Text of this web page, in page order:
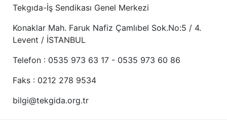
Tekgıda-İş Sendikası Genel Merkezi
Konaklar Mah. Faruk Nafiz Çamlıbel Sok.No:5 / 4.
Levent / İSTANBUL
Telefon : 0535 973 63 17 - 0535 973 60 86
Faks : 0212 278 9534
bilgi@tekgida.org.tr